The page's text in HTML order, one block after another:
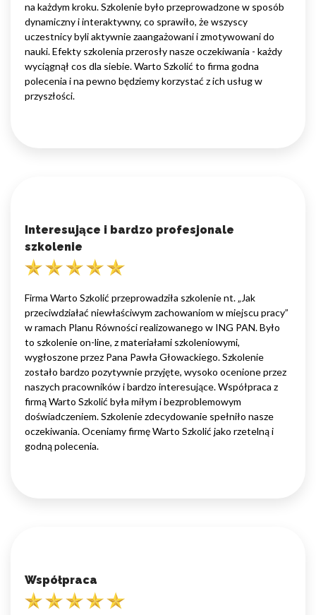
na każdym kroku. Szkolenie było przeprowadzone w sposób
dynamiczny i interaktywny, co sprawiło, że wszyscy
uczestnicy byli aktywnie zaangażowani i zmotywowani do
nauki. Efekty szkolenia przerosły nasze oczekiwania - każdy
wyciągnął cos dla siebie. Warto Szkolić to firma godna
polecenia i na pewno będziemy korzystać z ich usług w
przyszłości.
Interesujące i bardzo profesjonale
szkolenie
Firma Warto Szkolić przeprowadziła szkolenie nt. „Jak
przeciwdziałać niewłaściwym zachowaniom w miejscu pracy”
w ramach Planu Równości realizowanego w ING PAN. Było
to szkolenie on-line, z materiałami szkoleniowymi,
wygłoszone przez Pana Pawła Głowackiego. Szkolenie
zostało bardzo pozytywnie przyjęte, wysoko ocenione przez
naszych pracowników i bardzo interesujące. Współpraca z
firmą Warto Szkolić była miłym i bezproblemowym
doświadczeniem. Szkolenie zdecydowanie spełniło nasze
oczekiwania. Oceniamy firmę Warto Szkolić jako rzetelną i
godną polecenia.
Współpraca